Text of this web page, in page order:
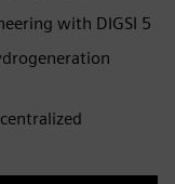
with DIGSI 5